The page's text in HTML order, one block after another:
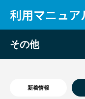
利用マニュア
その他
新着情報